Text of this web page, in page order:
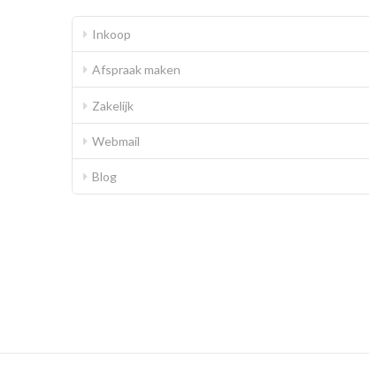
Inkoop
Afspraak maken
Zakelijk
Webmail
Blog